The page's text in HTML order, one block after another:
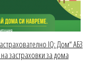
IQ: Дом“ АБЗ
застраховки за дома